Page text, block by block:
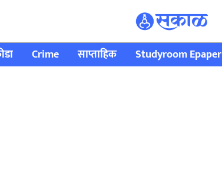
Crime साप्ताहिक Studyroom Epaper